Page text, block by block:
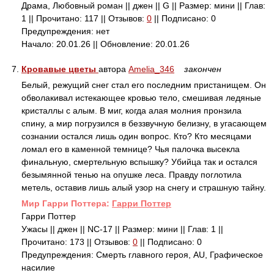
Драма, Любовный роман || джен || G || Размер: мини || Глав:
1 || Прочитано: 117 || Отзывов: 0 || Подписано: 0
Предупреждения: нет
Начало: 20.01.26 || Обновление: 20.01.26
7. Кровавые цветы автора Amelia_346
закончен
Белый, режущий снег стал его последним пристанищем. Он
обволакивал истекающее кровью тело, смешивая ледяные
кристаллы с алым. В миг, когда алая молния пронзила
спину, а мир погрузился в беззвучную белизну, в угасающем
сознании остался лишь один вопрос. Кто? Кто месяцами
ломал его в каменной темнице? Чья палочка высекла
финальную, смертельную вспышку? Убийца так и остался
безымянной тенью на опушке леса. Правду поглотила
метель, оставив лишь алый узор на снегу и страшную тайну.
Mир Гарри Поттера: Гарри Поттер
Гарри Поттер
Ужасы || джен || NC-17 || Размер: мини || Глав: 1 ||
Прочитано: 173 || Отзывов: 0 || Подписано: 0
Предупреждения: Смерть главного героя, AU, Графическое
насилие